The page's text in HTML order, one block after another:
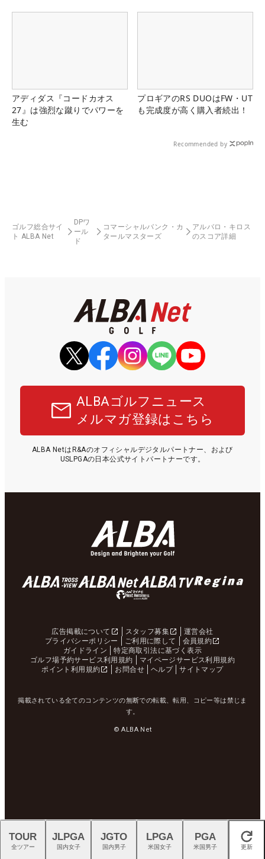
アディダス『コードカオス
27』は強烈な蹴りでパワーを
生む
プロギアのRS DUOはFW・UT
も完成度が高く購入者続出！
Recommended by
ゴルフ総合サイ
ト ALBA Net
DPワ
ール
ド
コマーシャルバンク・カ
タールマスターズ
アルバロ・キロス
のスコア詳細
ALBAゴルフニュース
メルマガ登録はこちら
ALBA NetはR&Aのオフィシャルデジタルパートナー、および
USLPGAの日本公式サイトパートナーです。
広告掲載について スタッフ募集
運営会社
プライバシーポリシー
ご利用に際して
会員規約
ガイドライン
特定商取引法に基づく表示
ゴルフ場予約サービス利用規約
マイページサービス利用規約
ポイント利用規約
お問合せ ヘルプ サイトマップ
掲載されている全てのコンテンツの無断での転載、転用、コピー等は禁じま
す。
© ALBA Net
閉じる
TOUR
全ツアー
JLPGA
国内女子
JGTO
国内男子
LPGA
米国女子
PGA
米国男子 更新